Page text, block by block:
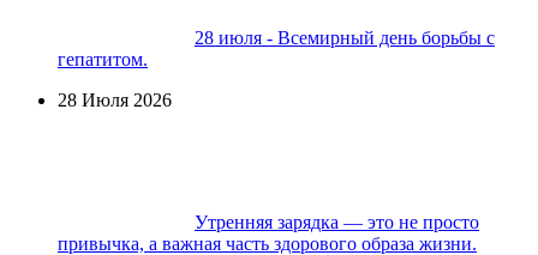
28 июля - Всемирный день борьбы с
гепатитом.
28 Июля 2026
Утренняя зарядка — это не просто
привычка, а важная часть здорового образа жизни.